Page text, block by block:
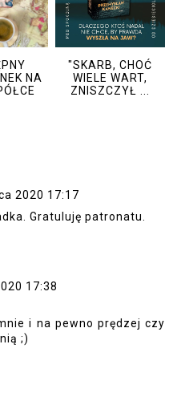
NA
"SKARB, CHOĆ
WIELE WART,
ZNISZCZYŁ ...
2020 17:17
Gratuluję patronatu.
17:38
i na pewno prędzej czy
;)